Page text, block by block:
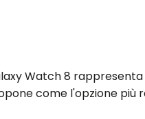
Watch 8
come l'opzione